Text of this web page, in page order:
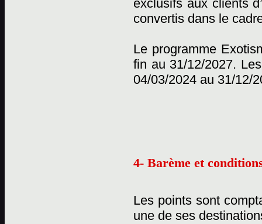
exclusifs aux clients
convertis dans le
Le programme
fin au 31/12/2027.
04/03/2024 au 31/12/
4- Barème et
Les points sont
une de ses